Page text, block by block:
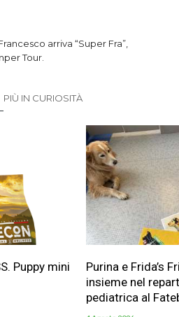
arriva “Super Fra”,
Tour.
PIÙ IN CURIOSITÀ
Puppy mini
Purina e Frida’s
insieme nel
pediatrica al